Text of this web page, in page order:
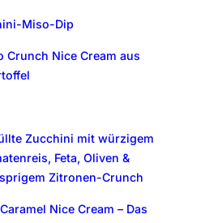
Miso-Dip
Crunch Nice Cream aus
Zucchini mit würzigem
Feta, Oliven &
Zitronen-Crunch
Nice Cream – Das